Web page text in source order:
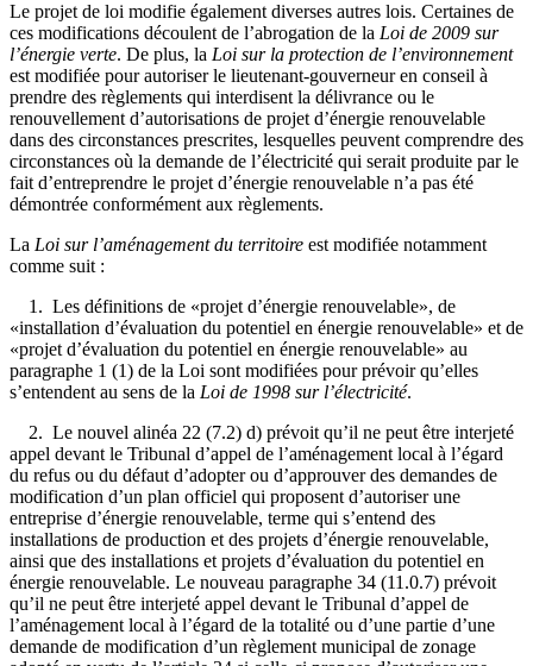
Le projet de loi modifie également diverses autres lois. Certaines de
ces modifications découlent de l’abrogation de la Loi de 2009 sur
l’énergie verte. De plus, la Loi sur la protection de l’environnement
est modifiée pour autoriser le lieutenant-gouverneur en conseil à
prendre des règlements qui interdisent la délivrance ou le
renouvellement d’autorisations de projet d’énergie renouvelable
dans des circonstances prescrites, lesquelles peuvent comprendre des
circonstances où la demande de l’électricité qui serait produite par le
fait d’entreprendre le projet d’énergie renouvelable n’a pas été
démontrée conformément aux règlements.
La Loi sur l’aménagement du territoire est modifiée notamment
comme suit :
1. Les définitions de «projet d’énergie renouvelable», de
«installation d’évaluation du potentiel en énergie renouvelable» et de
«projet d’évaluation du potentiel en énergie renouvelable» au
paragraphe 1 (1) de la Loi sont modifiées pour prévoir qu’elles
s’entendent au sens de la Loi de 1998 sur l’électricité.
2. Le nouvel alinéa 22 (7.2) d) prévoit qu’il ne peut être interjeté
appel devant le Tribunal d’appel de l’aménagement local à l’égard
du refus ou du défaut d’adopter ou d’approuver des demandes de
modification d’un plan officiel qui proposent d’autoriser une
entreprise d’énergie renouvelable, terme qui s’entend des
installations de production et des projets d’énergie renouvelable,
ainsi que des installations et projets d’évaluation du potentiel en
énergie renouvelable. Le nouveau paragraphe 34 (11.0.7) prévoit
qu’il ne peut être interjeté appel devant le Tribunal d’appel de
l’aménagement local à l’égard de la totalité ou d’une partie d’une
demande de modification d’un règlement municipal de zonage